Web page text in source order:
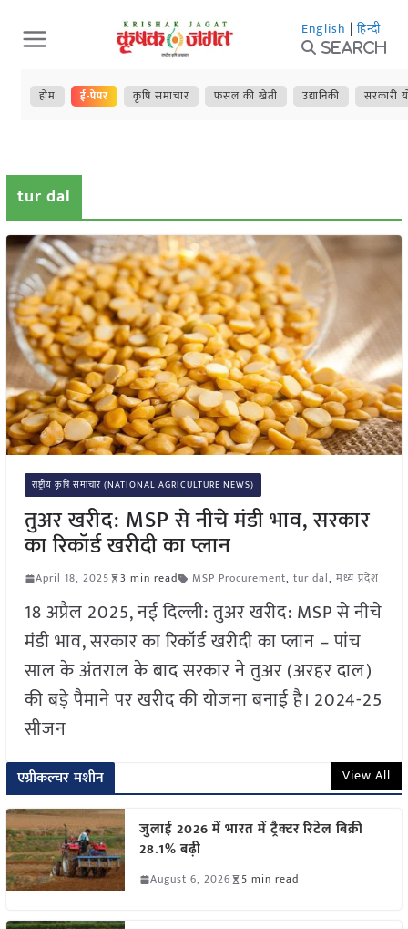
Skip
to
content
English | हिन्दी
Search
होम ई-पेपर कृषि समाचार फसल की खेती उद्यानिकी सरकारी
tur dal
राष्ट्रीय कृषि समाचार (NATIONAL AGRICULTURE NEWS)
तुअर खरीद: MSP से नीचे मंडी भाव, सरकार
का रिकॉर्ड खरीदी का प्लान
April 18, 2025 3 min read MSP Procurement, tur dal, मध्य प्रदेश
18 अप्रैल 2025, नई दिल्ली: तुअर खरीद: MSP से नीचे
मंडी भाव, सरकार का रिकॉर्ड खरीदी का प्लान – पांच
साल के अंतराल के बाद सरकार ने तुअर (अरहर दाल)
की बड़े पैमाने पर खरीद की योजना बनाई है। 2024-25
सीजन
एग्रीकल्चर मशीन View All
जुलाई 2026 में भारत में ट्रैक्टर रिटेल बिक्री
28.1% बढ़ी
August 6, 2026 5 min read